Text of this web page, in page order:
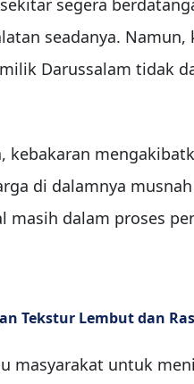
segera
seadanya. Namun,
Darussalam tidak
di dalamnya
masih dalam proses
Tekstur Lembut dan
masyarakat untuk